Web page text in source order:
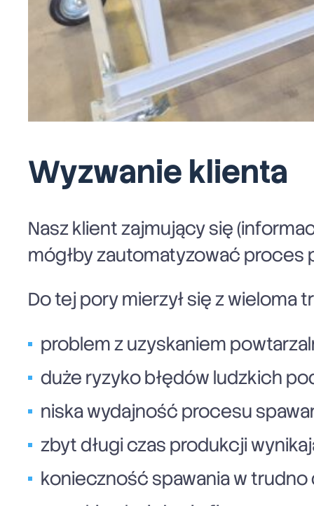
Wyzwanie klienta
Nasz klient zajmujący się
mógłby zautomatyzować proces
Do tej pory mierzył się z wieloma
problem z uzyskaniem
duże ryzyko błędów ludzkich
niska wydajność procesu
zbyt długi czas produkcji
konieczność spawania w